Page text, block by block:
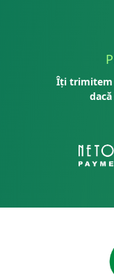
Îți trimitem